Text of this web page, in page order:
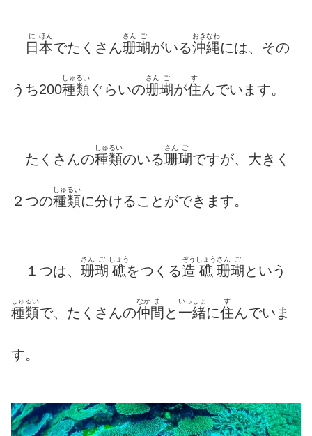
日
に
本
ほん
でたくさん珊
さん
瑚
ご
がいる沖縄
おきなわ
には、その
うち200種類
しゅるい
ぐらいの珊
さん
瑚
ご
が住
す
んでいます。
たくさんの種類
しゅるい
のいる珊
さん
瑚
ご
ですが、大きく
２つの種類
しゅるい
に分けることができます。
１つは、 珊
さん
瑚
ご
礁
しょう
をつくる造
ぞう
礁
しょう
珊
さん
瑚
ご
という
種類
しゅるい
で、たくさんの仲
なか
間
ま
と 一緒
いっしょ
に住
す
んでいま
す。